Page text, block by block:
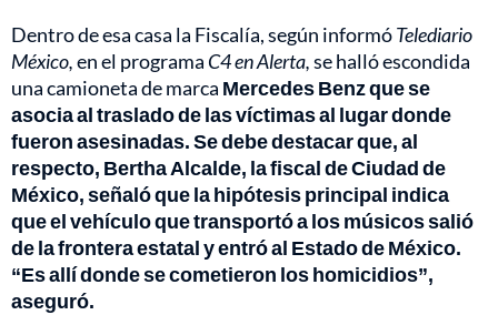
Dentro de esa casa la Fiscalía, según informóTelediario
México,en el programa C4 en Alerta,se halló escondida
una camioneta de marca Mercedes Benz que se
asocia al traslado de las víctimas al lugar donde
fueron asesinadas. Se debe destacar que, al
respecto, Bertha Alcalde, la fiscal de Ciudad de
México, señaló que la hipótesis principal indica
que el vehículo que transportó a los músicos salió
de la frontera estataly entró al Estado de México.
“Es allí donde se cometieron los homicidios”,
aseguró.